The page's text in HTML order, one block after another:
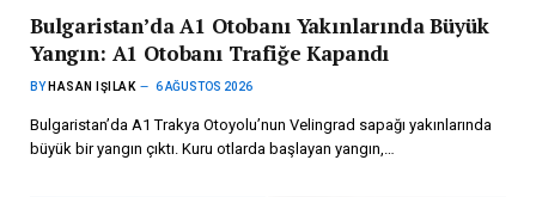
Bulgaristan’da A1 Otobanı Yakınlarında Büyük
Yangın: A1 Otobanı Trafiğe Kapandı
BY HASAN IŞILAK 6 AĞUSTOS 2026
Bulgaristan’da A1 Trakya Otoyolu’nun Velingrad sapağı yakınlarında
büyük bir yangın çıktı. Kuru otlarda başlayan yangın,…